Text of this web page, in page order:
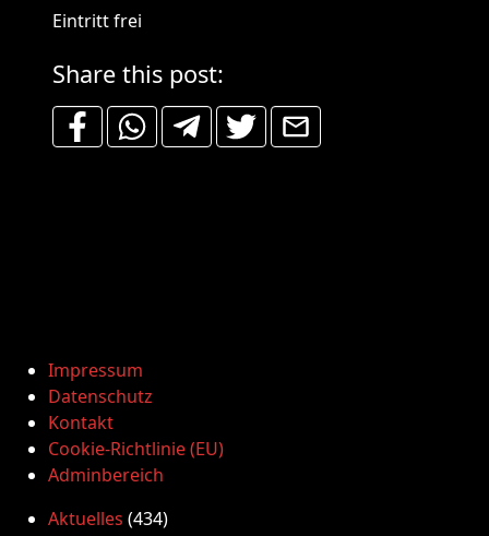
Eintritt frei
Share this post:
Impressum
Datenschutz
Kontakt
Cookie-Richtlinie (EU)
Adminbereich
Aktuelles (434)